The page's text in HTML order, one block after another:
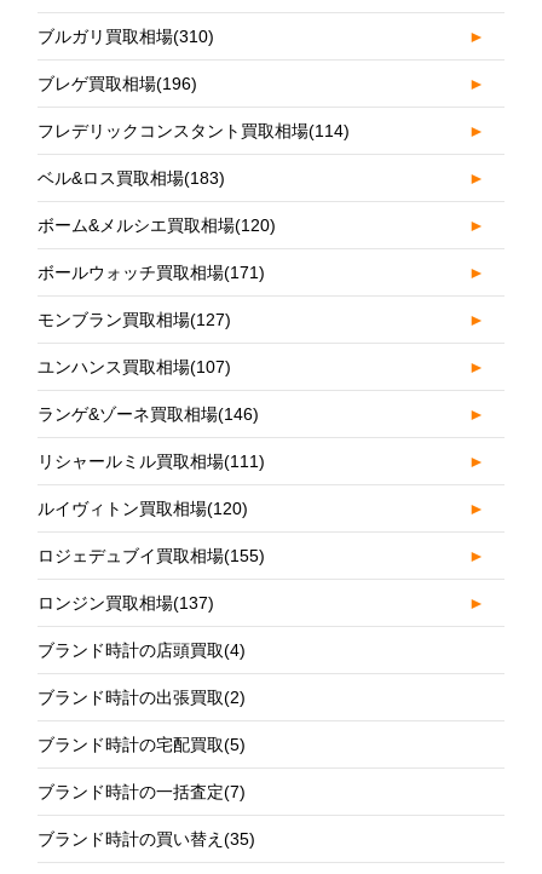
ブルガリ買取相場(310) ►
ブレゲ買取相場(196) ►
フレデリックコンスタント買取相場(114) ►
ベル&ロス買取相場(183) ►
ボーム&メルシエ買取相場(120) ►
ボールウォッチ買取相場(171) ►
モンブラン買取相場(127) ►
ユンハンス買取相場(107) ►
ランゲ&ゾーネ買取相場(146) ►
リシャールミル買取相場(111) ►
ルイヴィトン買取相場(120) ►
ロジェデュブイ買取相場(155) ►
ロンジン買取相場(137) ►
ブランド時計の店頭買取(4)
ブランド時計の出張買取(2)
ブランド時計の宅配買取(5)
ブランド時計の一括査定(7)
ブランド時計の買い替え(35)